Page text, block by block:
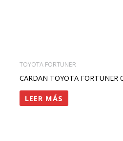
TOYOTA FORTUNER
CARDAN TOYOTA FORTUNER
LEER MÁS